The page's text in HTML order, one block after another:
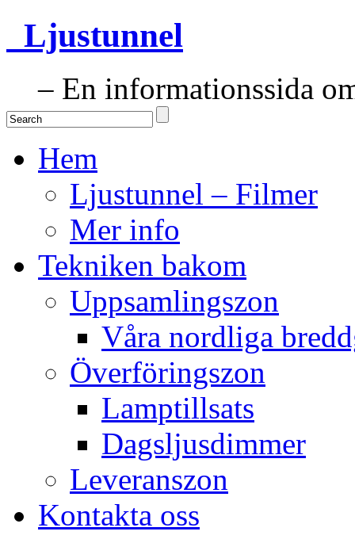
Ljustunnel
– En informationssida
Hem
Ljustunnel – Filmer
Mer info
Tekniken bakom
Uppsamlingszon
Våra nordliga
Överföringszon
Lamptillsats
Dagsljusdimmer
Leveranszon
Kontakta oss